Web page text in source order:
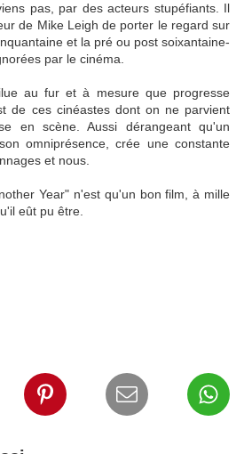
pas, par des acteurs stupéfiants. Il
de Mike Leigh de porter le regard sur
et la pré ou post soixantaine-
par le cinéma.
au fur et à mesure que progresse
de ces cinéastes dont on ne parvient
en scène. Aussi dérangeant qu'un
omniprésence, crée une constante
et nous.
Year" n'est qu'un bon film, à mille
eût pu être.